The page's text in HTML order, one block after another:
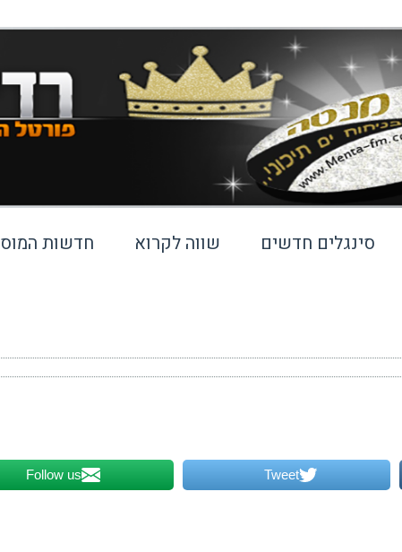
סינגלים חדשים שווה לקרוא חדשות
Tweet
Follow us